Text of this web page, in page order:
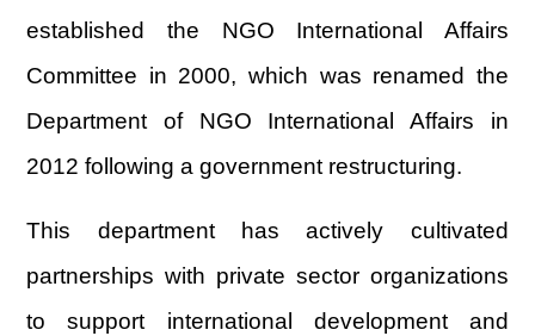
established the NGO International Affairs
Committee in 2000, which was renamed the
Department of NGO International Affairs in
2012 following a government restructuring.
This department has actively cultivated
partnerships with private sector organizations
to support international development and